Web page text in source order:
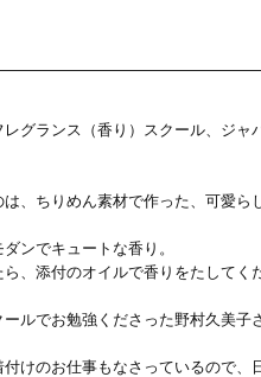
グランス（香り）スクール、ジャ
、ちりめん素材で作った、可愛ら
ンでキュートな香り。
、添付のオイルで香りをたしてく
ルでお勉強くださった野村久美子
けのお仕事もなさっているので、